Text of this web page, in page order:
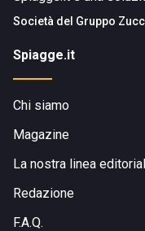
Società del Gruppo
Spiagge.it
Chi siamo
Magazine
La nostra linea
Redazione
F.A.Q.